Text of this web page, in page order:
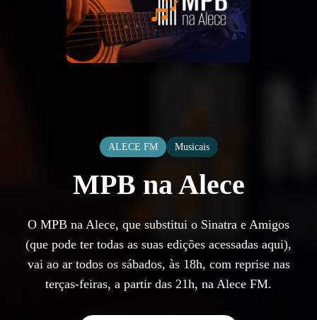
ALECE FM Musicais
MPB na Alece
O MPB na Alece, que substitui o Sinatra e Amigos
(que pode ter todas as suas edições acessadas aqui),
vai ao ar todos os sábados, às 18h, com reprise nas
terças-feiras, a partir das 21h, na Alece FM.